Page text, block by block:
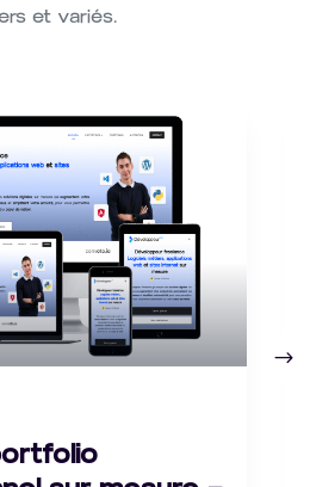
et variés.